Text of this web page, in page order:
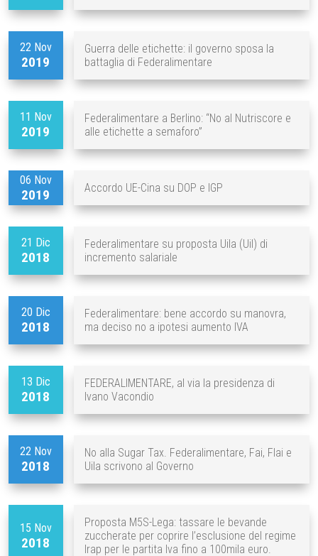
22 Nov
2019
Guerra delle etichette: il governo sposa la
battaglia di Federalimentare
11 Nov
2019
Federalimentare a Berlino: “No al Nutriscore e
alle etichette a semaforo”
06 Nov
2019 Accordo UE-Cina su DOP e IGP
21 Dic
2018
Federalimentare su proposta Uila (Uil) di
incremento salariale
20 Dic
2018
Federalimentare: bene accordo su manovra,
ma deciso no a ipotesi aumento IVA
13 Dic
2018
FEDERALIMENTARE, al via la presidenza di
Ivano Vacondio
22 Nov
2018
No alla Sugar Tax. Federalimentare, Fai, Flai e
Uila scrivono al Governo
15 Nov
2018
Proposta M5S-Lega: tassare le bevande
zuccherate per coprire l’esclusione del regime
Irap per le partita Iva fino a 100mila euro.